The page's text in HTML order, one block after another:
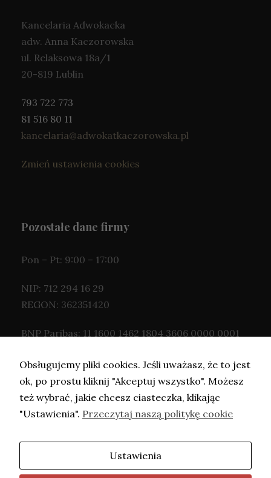
Kancelaria Adwokacka
adw. Anna Kaczorowska
ul. Relaksowa 18a/1
20-819 Lublin
793 722 773
81 516 80 11
kancelaria@adwokatkaczorowska.pl
Zmień ustawienia cookies
Pozostałe dane firmy
Pon – Pt: 9:00 – 17:00
NIP: 712 294 16 29
REGON: 362351420
BNP Paribas: 11 1600 1462 1804 3606 0000 0001
Copyright © Adwokat Kaczorowska- 2026.
Projekt i wykonanie -Freeline.
Obsługujemy pliki cookies. Jeśli uważasz, że to jest
ok, po prostu kliknij "Akceptuj wszystko". Możesz
też wybrać, jakie chcesz ciasteczka, klikając
"Ustawienia". Przeczytaj naszą politykę cookie
Ustawienia